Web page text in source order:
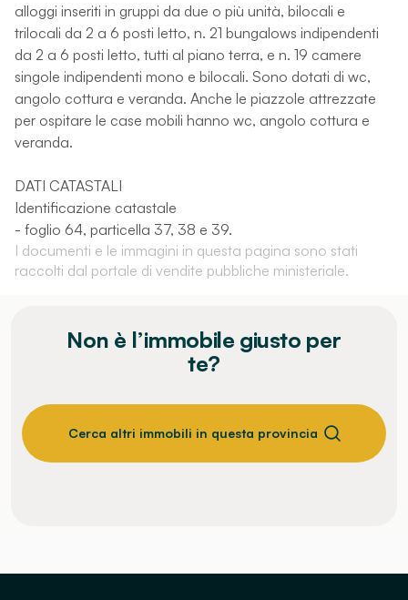
alloggi inseriti in gruppi da due o più unità, bilocali e
trilocali da 2 a 6 posti letto, n. 21 bungalows indipendenti
da 2 a 6 posti letto, tutti al piano terra, e n. 19 camere
singole indipendenti mono e bilocali. Sono dotati di wc,
angolo cottura e veranda. Anche le piazzole attrezzate
per ospitare le case mobili hanno wc, angolo cottura e
veranda.
DATI CATASTALI
Identificazione catastale
- foglio 64, particella 37, 38 e 39.
I documenti e le immagini in questa pagina sono stati
raccolti dal portale di vendite pubbliche ministeriale.
Non è l’immobile giusto per
te?
Cerca altri immobili in questa provincia